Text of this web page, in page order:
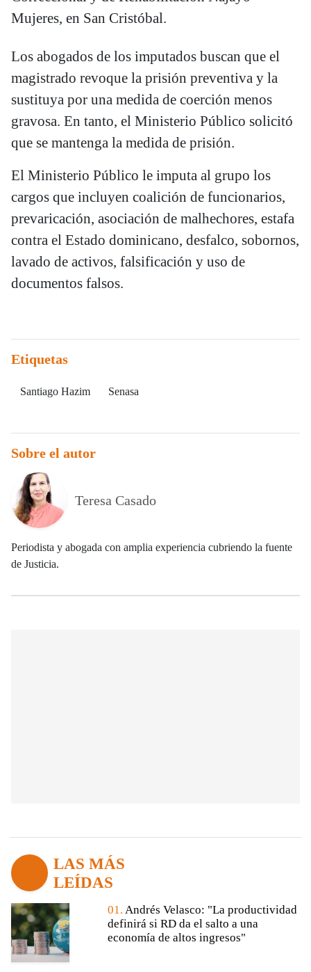
Mujeres, en San Cristóbal.
Los abogados de los imputados buscan que el
magistrado revoque la prisión preventiva y la
sustituya por una medida de coerción menos
gravosa. En tanto, el Ministerio Público solicitó
que se mantenga la medida de prisión.
El Ministerio Público le imputa al grupo los
cargos que incluyen coalición de funcionarios,
prevaricación, asociación de malhechores, estafa
contra el Estado dominicano, desfalco, sobornos,
lavado de activos, falsificación y uso de
documentos falsos.
Etiquetas
Santiago Hazim Senasa
Sobre el autor
Teresa Casado
Periodista y abogada con amplia experiencia cubriendo la fuente
de Justicia.
LAS MÁS
LEÍDAS
01. Andrés Velasco: "La productividad
definirá si RD da el salto a una
economía de altos ingresos"